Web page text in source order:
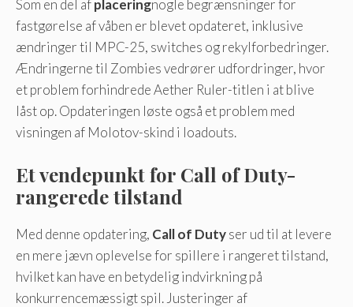
Som en del afplaceringnogle begrænsninger for
fastgørelse af våben er blevet opdateret, inklusive
ændringer til MPC-25, switches og rekylforbedringer.
Ændringerne til Zombies vedrører udfordringer, hvor
et problem forhindrede Aether Ruler-titlen i at blive
låst op. Opdateringen løste også et problem med
visningen af ​​Molotov-skind i loadouts.
Et vendepunkt for Call of Duty-
rangerede tilstand
Med denne opdatering, Call of Dutyser ud til at levere
en mere jævn oplevelse for spillere i rangeret tilstand,
hvilket kan have en betydelig indvirkning på
konkurrencemæssigt spil. Justeringer af